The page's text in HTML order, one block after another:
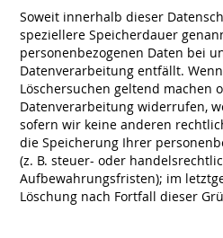
Soweit innerhalb dieser
speziellere Speicherdauer
personenbezogenen Daten bei
Datenverarbeitung entfällt.
Löschersuchen geltend machen
Datenverarbeitung widerrufen,
sofern wir keine anderen
die Speicherung Ihrer
(z. B. steuer- oder
Aufbewahrungsfristen); im
Löschung nach Fortfall dieser